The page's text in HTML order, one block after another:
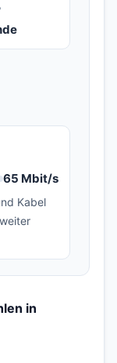
65 Mbit/s
Kabel
in